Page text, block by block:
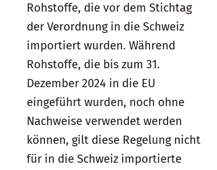
Rohstoffe, die vor dem Stichtag
der Verordnung in die Schweiz
importiert wurden. Während
Rohstoffe, die bis zum 31.
Dezember 2024 in die EU
eingeführt wurden, noch ohne
Nachweise verwendet werden
können, gilt diese Regelung nicht
für in die Schweiz importierte